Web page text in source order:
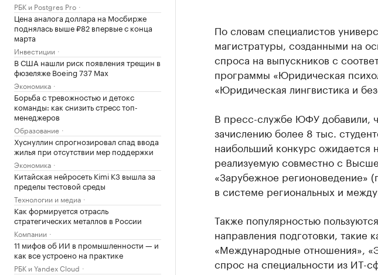
РБК и Postgres Pro
Цена аналога доллара на Мосбирже
поднялась выше ₽82 впервые с конца
марта
Инвестиции
В США нашли риск появления трещин в
фюзеляже Boeing 737 Max
Экономика
Борьба с тревожностью и детокс
команды: как снизить стресс топ-
менеджеров
Образование
Хуснуллин спрогнозировал спад ввода
жилья при отсутствии мер поддержки
Экономика
Китайская нейросеть Kimi K3 вышла за
пределы тестовой среды
Технологии и медиа
Как формируется отрасль
стратегических металлов в России
Компании
11 мифов об ИИ в промышленности — и
как все устроено на практике
РБК и Yandex Cloud
По словам специалистов
магистратуры, созданными на
спроса на выпускников с
программы «Юридическая
«Юридическая лингвистика и
В пресс-службе ЮФУ добавили,
зачислению более 8 тыс.
наибольший конкурс ожидается
реализуемую совместно с
«Зарубежное регионоведение»
в системе региональных и
Также популярностью
направления подготовки, такие
«Международные отношения»,
спрос на специальности из ИТ-